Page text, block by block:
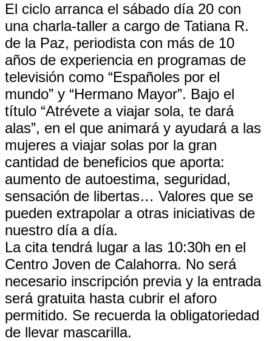
El ciclo arranca el sábado día 20 con
una charla-taller a cargo de Tatiana R.
de la Paz, periodista con más de 10
años de experiencia en programas de
televisión como “Españoles por el
mundo” y “Hermano Mayor”. Bajo el
título “Atrévete a viajar sola, te dará
alas”, en el que animará y ayudará a las
mujeres a viajar solas por la gran
cantidad de beneficios que aporta:
aumento de autoestima, seguridad,
sensación de libertas… Valores que se
pueden extrapolar a otras iniciativas de
nuestro día a día.
La cita tendrá lugar a las 10:30h en el
Centro Joven de Calahorra. No será
necesario inscripción previa y la entrada
será gratuita hasta cubrir el aforo
permitido. Se recuerda la obligatoriedad
de llevar mascarilla.